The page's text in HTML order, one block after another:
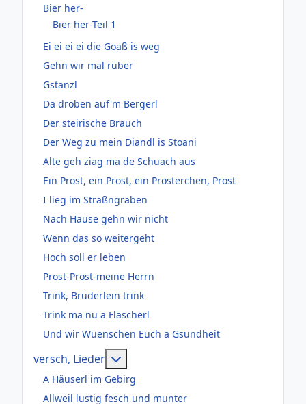
Bier her-
Bier her-Teil 1
Ei ei ei ei die Goaß is weg
Gehn wir mal rüber
Gstanzl
Da droben auf'm Bergerl
Der steirische Brauch
Der Weg zu mein Diandl is Stoani
Alte geh ziag ma de Schuach aus
Ein Prost, ein Prost, ein Prösterchen, Prost
I lieg im Straßngraben
Nach Hause gehn wir nicht
Wenn das so weitergeht
Hoch soll er leben
Prost-Prost-meine Herrn
Trink, Brüderlein trink
Trink ma nu a Flascherl
Und wir Wuenschen Euch a Gsundheit
versch, Lieder
A Häuserl im Gebirg
Allweil lustig fesch und munter